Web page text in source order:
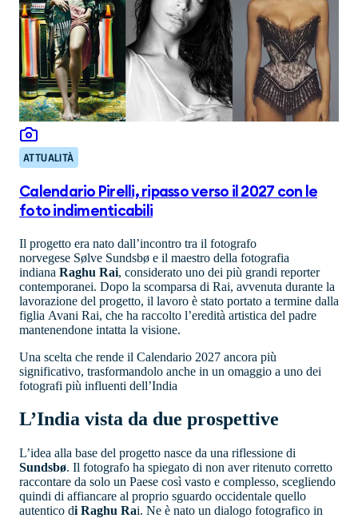
ATTUALITÀ
Calendario Pirelli, ripasso verso il 2027 con le
foto indimenticabili
Il progetto era nato dall’incontro tra il fotografo
norvegese Sølve Sundsbø e il maestro della fotografia
indiana Raghu Rai, considerato uno dei più grandi reporter
contemporanei. Dopo la scomparsa di Rai, avvenuta durante la
lavorazione del progetto, il lavoro è stato portato a termine dalla
figlia Avani Rai, che ha raccolto l’eredità artistica del padre
mantenendone intatta la visione.
Una scelta che rende il Calendario 2027 ancora più
significativo, trasformandolo anche in un omaggio a uno dei
fotografi più influenti dell’India
L’India vista da due prospettive
L’idea alla base del progetto nasce da una riflessione di
Sundsbø. Il fotografo ha spiegato di non aver ritenuto corretto
raccontare da solo un Paese così vasto e complesso, scegliendo
quindi di affiancare al proprio sguardo occidentale quello
autentico di Raghu Rai. Ne è nato un dialogo fotografico in